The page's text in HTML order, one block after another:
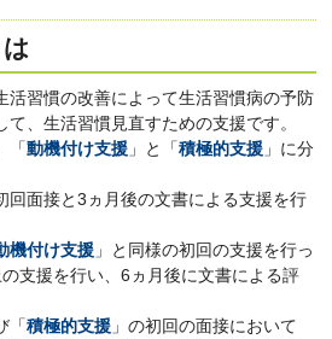
習慣の改善によって生活習慣病の予防
、生活習慣見直すための支援です。
「動機付け支援 」と「積極的支援 」に分
回面接と3ヵ月後の文書による支援を行
機付け支援 」と同様の初回の支援を行っ
支援を行い、6ヵ月後に文書による評
「積極的支援 」の初回の面接において